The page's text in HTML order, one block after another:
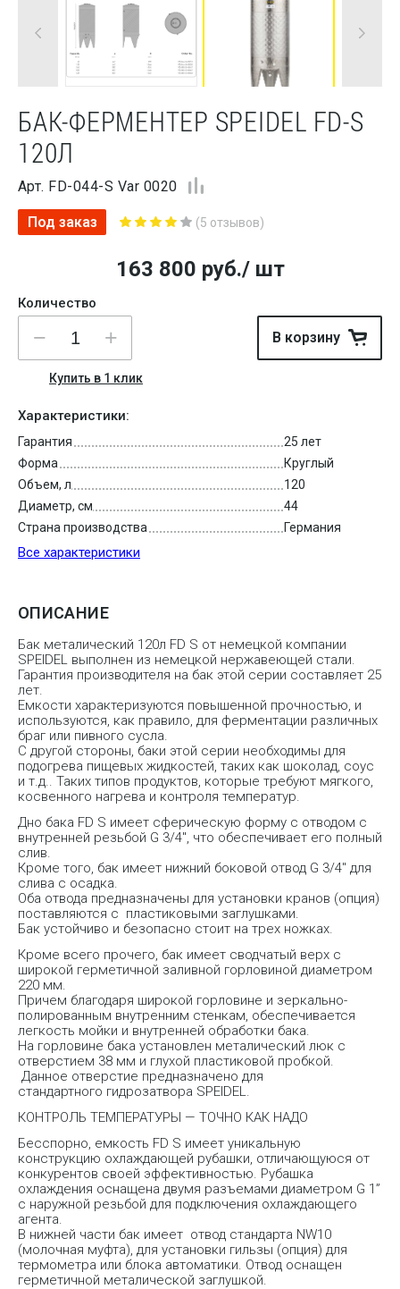
БАК-ФЕРМЕНТЕР SPEIDEL FD-S
120Л
Арт. FD-044-S Var 0020
Под заказ (5 отзывов)
163 800 руб./ шт
Количество
В корзину
Купить в 1 клик
Характеристики:
Все характеристики
Гарантия
25 лет
Форма
Круглый
Объем, л
120
Диаметр, см
44
Страна производства
Германия
ОПИСАНИЕ
Бак металический 120л FD S от немецкой компании
SPEIDEL выполнен из немецкой нержавеющей стали.
Гарантия производителя на бак этой серии составляет 25
лет.
Емкости характеризуются повышенной прочностью, и
используются, как правило, для ферментации различных
браг или пивного сусла.
С другой стороны, баки этой серии необходимы для
подогрева пищевых жидкостей, таких как шоколад, соус
и т.д.. Таких типов продуктов, которые требуют мягкого,
косвенного нагрева и контроля температур.
Дно бака FD S имеет сферическую форму с отводом с
внутренней резьбой G 3/4″, что обеспечивает его полный
слив.
Кроме того, бак имеет нижний боковой отвод G 3/4″ для
слива с осадка.
Оба отвода предназначены для установки кранов (опция)
поставляются с пластиковыми заглушками.
Бак устойчиво и безопасно стоит на трех ножках.
Кроме всего прочего, бак имеет сводчатый верх с
широкой герметичной заливной горловиной диаметром
220 мм.
Причем благодаря широкой горловине и зеркально-
полированным внутренним стенкам, обеспечивается
легкость мойки и внутренней обработки бака.
На горловине бака установлен металический люк с
отверстием 38 мм и глухой пластиковой пробкой.
Данное отверстие предназначено для
стандартного гидрозатвора SPEIDEL.
КОНТРОЛЬ ТЕМПЕРАТУРЫ — ТОЧНО КАК НАДО
Бесспорно, емкость FD S имеет уникальную
конструкцию охлаждающей рубашки, отличающуюся от
конкурентов своей эффективностью. Рубашка
охлаждения оснащена двумя разъемами диаметром G 1”
с наружной резьбой для подключения охлаждающего
агента.
В нижней части бак имеет отвод стандарта NW10
(молочная муфта), для установки гильзы (опция) для
термометра или блока автоматики. Отвод оснащен
герметичной металической заглушкой.